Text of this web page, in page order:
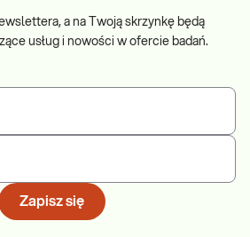
a na Twoją skrzynkę będą
usług i nowości w ofercie badań.
Zapisz się